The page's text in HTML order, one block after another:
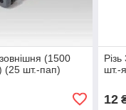
(1500
(25 шт.-пап)
шт.-
12